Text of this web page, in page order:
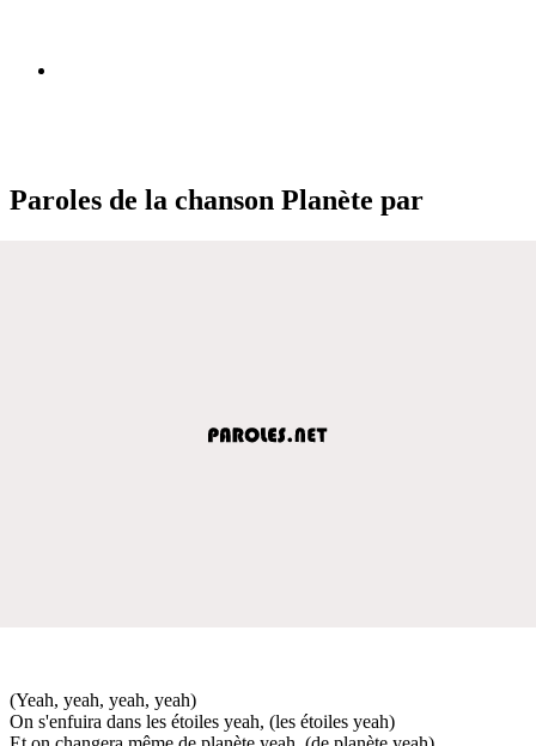
Paroles de la chanson Planète par
(Yeah, yeah, yeah, yeah)
On s'enfuira dans les étoiles yeah, (les étoiles yeah)